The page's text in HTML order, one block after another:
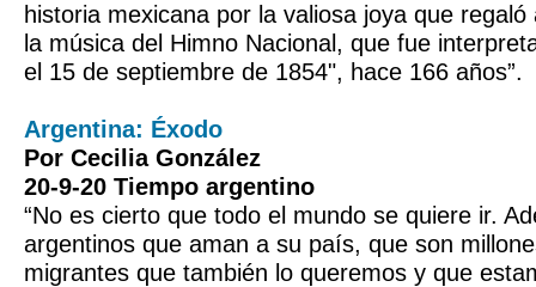
historia mexicana por la valiosa joya que
la música del Himno Nacional, que fue
el 15 de septiembre de 1854", hace 166 años”.
Argentina: Éxodo
Por Cecilia González
20-9-20 Tiempo argentino
“No es cierto que todo el mundo se quiere ir.
argentinos que aman a su país, que son
migrantes que también lo queremos y que